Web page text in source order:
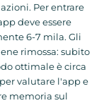
Per entrare
deve essere
6-7 mila. Gli
rimossa: subito
ottimale è circa
valutare l'app e
memoria sul